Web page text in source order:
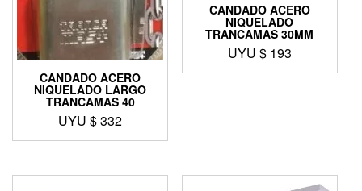
CANDADO ACERO
NIQUELADO LARGO
TRANCAMAS 40
UYU $332
CANDADO ACERO
NIQUELADO
TRANCAMAS 30MM
UYU $ 193